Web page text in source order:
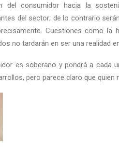
del consumidor hacia la
del sector; de lo contrario
Cuestiones como
no tardarán en ser una realidad
es soberano y pondrá a cada
pero parece claro que quien